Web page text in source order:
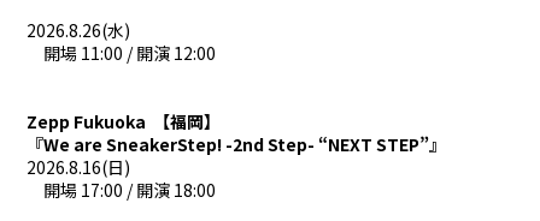
あっと
心音
2026.8.26(水)
開場 11:00 / 開演 12:00
Zepp Fukuoka
【福岡】
『We are SneakerStep! -2nd Step- “NEXT STEP”』
2026.8.16(日)
開場 17:00 / 開演 18:00